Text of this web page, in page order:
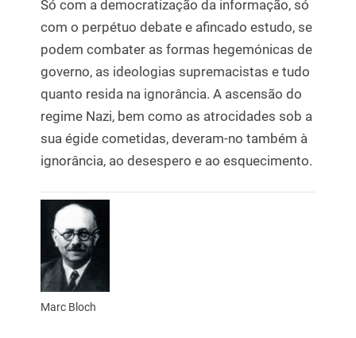
Só com a democratização da informação, só
com o perpétuo debate e afincado estudo, se
podem combater as formas hegemónicas de
governo, as ideologias supremacistas e tudo
quanto resida na ignorância. A ascensão do
regime Nazi, bem como as atrocidades sob a
sua égide cometidas, deveram-no também à
ignorância, ao desespero e ao esquecimento.
Marc Bloch